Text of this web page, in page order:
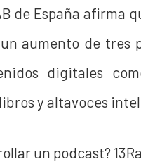
de España afirma
aumento de tres
digitales
y altavoces
un podcast?